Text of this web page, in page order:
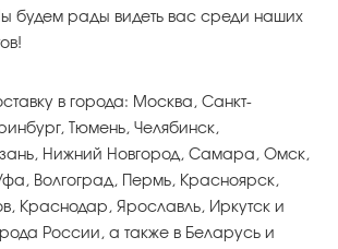
будем рады видеть вас среди наших
в города: Москва, Санкт-
Тюмень, Челябинск,
Нижний Новгород, Самара, Омск,
Волгоград, Пермь, Красноярск,
Краснодар, Ярославль, Иркутск и
России, а также в Беларусь и